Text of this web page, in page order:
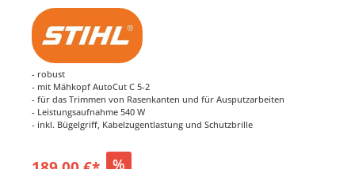
- robust
- mit Mähkopf AutoCut C 5-2
- für das Trimmen von Rasenkanten und für Ausputzarbeiten
- Leistungsaufnahme 540 W
- inkl. Bügelgriff, Kabelzugentlastung und Schutzbrille
%